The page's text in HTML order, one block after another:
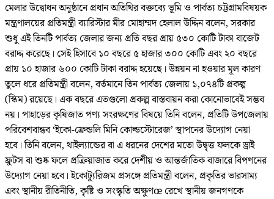
মেলার উদ্বোধন অনুষ্ঠানে প্রধান অতিথির বক্তব্যে ভূমি ও পার্বত্য চট্টগ্রামবিষয়ক
মন্ত্রণালয়ের প্রতিমন্ত্রী ব্যারিস্টার মীর মোহাম্মদ হেলাল উদ্দিন বলেন, সরকার
শুধু এই তিনটি পার্বত্য জেলার জন্য প্রতি বছর প্রায় ৫৩০ কোটি টাকা বাজেট
বরাদ্দ করেছে। সেই হিসাবে ১০ বছরে ৫ হাজার ৩০০ কোটি এবং ২০ বছরে
প্রায় ১০ হাজার ৬০০ কোটি টাকা বরাদ্দ হয়েছে। উন্নয়ন না হওয়ার মূল কারণ
তুলে ধরে প্রতিমন্ত্রী বলেন, বর্তমানে তিন পার্বত্য জেলায় ১,০৭৪টি প্রকল্প
(স্কিম) রয়েছে। এক বছরে এতগুলো প্রকল্প বাস্তবায়ন করা কোনোভাবেই সম্ভব
নয়। পাহাড়ের কৃষিজাত পণ্য সংরক্ষণের বিষয়ে তিনি বলেন, প্রতিটি উপজেলায়
পরিবেশবান্ধব ‘ইকো-ফ্রেন্ডলি মিনি কোল্ডস্টোরেজ’ স্থাপনের উদ্যোগ নেয়া
হবে। তিনি বলেন, থাইল্যান্ডের বা এ ধরনের দেশের মতো উদ্বৃত্ত ফলকে ড্রাই
ফ্রুটস বা শুষ্ক ফলে প্রক্রিয়াজাত করে দেশীয় ও আন্তর্জাতিক বাজারে বিপণনের
উদ্যোগ নেয়া হবে। ইকোট্যুরিজম প্রসঙ্গে প্রতিমন্ত্রী বলেন, প্রকৃতির ভারসাম্য
এবং স্থানীয় রীতিনীতি, কৃষ্টি ও সংস্কৃতি অক্ষুণœ রেখে স্থানীয় জনগণকে